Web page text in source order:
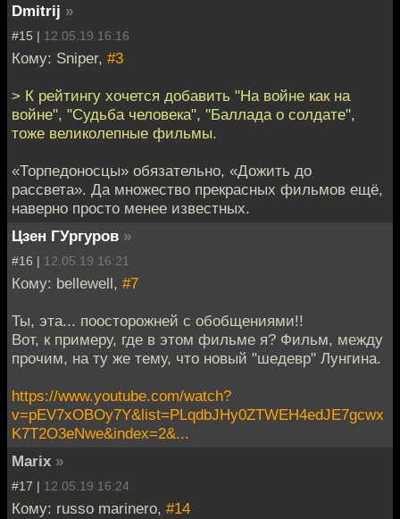
Dmitrij »
#15 | 12.05.19 16:16
Кому: Sniper, #3
> К рейтингу хочется добавить "На войне как на
войне", "Судьба человека", "Баллада о солдате",
тоже великолепные фильмы.
«Торпедоносцы» обязательно, «Дожить до
рассвета». Да множество прекрасных фильмов ещё,
наверно просто менее известных.
Цзен ГУргуров »
#16 | 12.05.19 16:21
Кому: bellewell, #7
Ты, эта... поосторожней с обобщениями!!
Вот, к примеру, где в этом фильме я? Фильм, между
прочим, на ту же тему, что новый "шедевр" Лунгина.
https://www.youtube.com/watch?
v=pEV7xOBOy7Y&list=PLqdbJHy0ZTWEH4edJE7gcwx
K7T2O3eNwe&index=2&...
Marix »
#17 | 12.05.19 16:24
Кому: russo marinero, #14